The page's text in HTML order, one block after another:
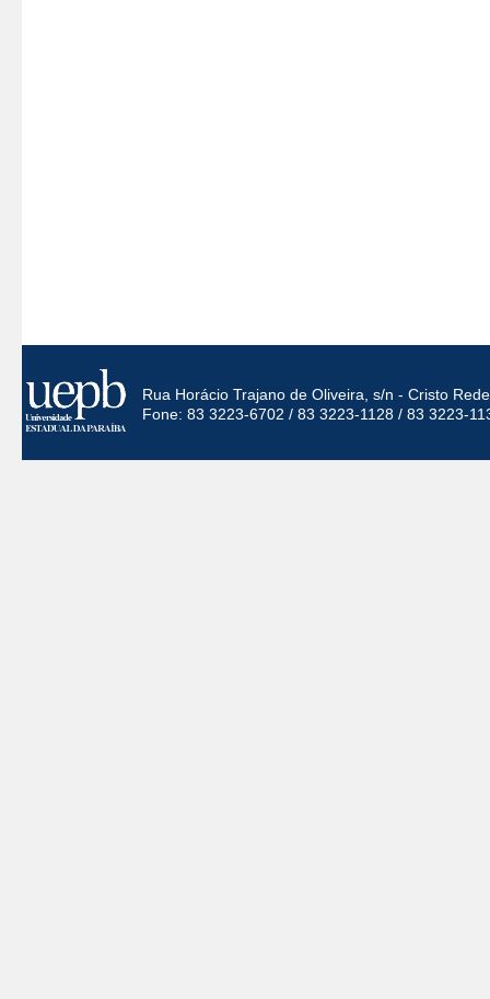
Rua Horácio Trajano de Oliveira, s/n - Cristo
Fone: 83 3223-6702 / 83 3223-1128 / 83 3223-